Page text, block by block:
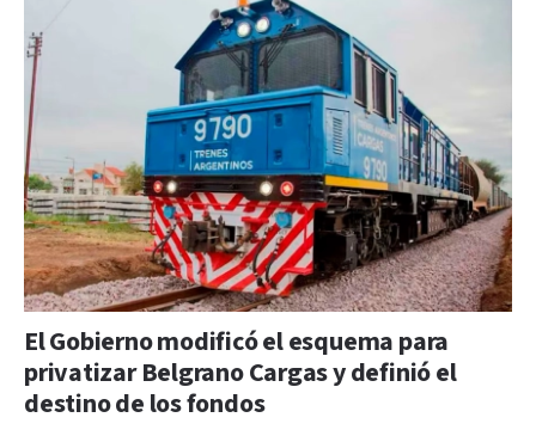
El Gobierno modificó el esquema para
privatizar Belgrano Cargas y definió el
destino de los fondos